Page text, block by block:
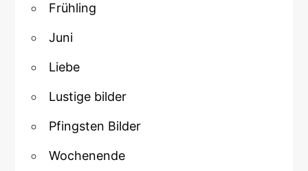
Frühling
Juni
Liebe
Lustige bilder
Pfingsten Bilder
Wochenende